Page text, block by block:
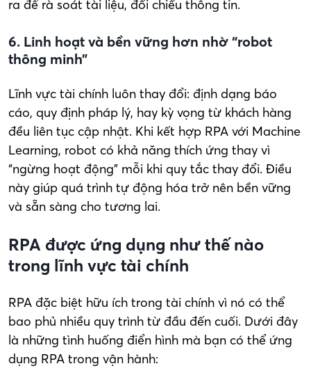
ra để rà soát tài liệu, đối chiếu thông tin.
6. Linh hoạt và bền vững hơn nhờ “robot
thông minh”
Lĩnh vực tài chính luôn thay đổi: định dạng báo
cáo, quy định pháp lý, hay kỳ vọng từ khách hàng
đều liên tục cập nhật. Khi kết hợp RPA với Machine
Learning, robot có khả năng thích ứng thay vì
“ngừng hoạt động” mỗi khi quy tắc thay đổi. Điều
này giúp quá trình tự động hóa trở nên bền vững
và sẵn sàng cho tương lai.
RPA được ứng dụng như thế nào
trong lĩnh vực tài chính
RPA đặc biệt hữu ích trong tài chính vì nó có thể
bao phủ nhiều quy trình từ đầu đến cuối. Dưới đây
là những tình huống điển hình mà bạn có thể ứng
dụng RPA trong vận hành: